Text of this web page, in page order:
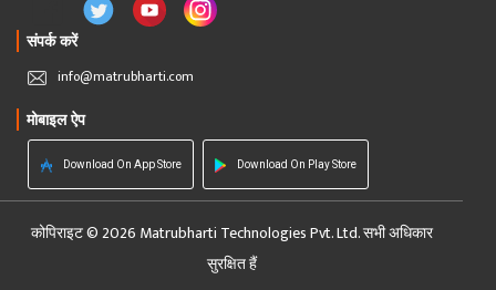
संपर्क करें
info@matrubharti.com
मोबाइल ऐप
Download On App Store Download On Play Store
कोपिराइट © 2026 Matrubharti Technologies Pvt. Ltd. सभी अधिकार
सुरक्षित हैं